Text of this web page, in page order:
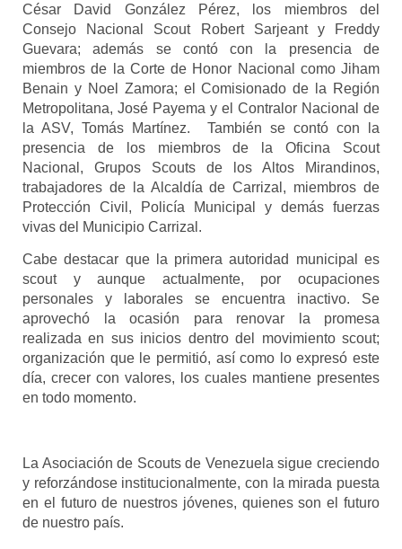
César David González Pérez, los miembros del
Consejo Nacional Scout Robert Sarjeant y Freddy
Guevara; además se contó con la presencia de
miembros de la Corte de Honor Nacional como Jiham
Benain y Noel Zamora; el Comisionado de la Región
Metropolitana, José Payema y el Contralor Nacional de
la ASV, Tomás Martínez. También se contó con la
presencia de los miembros de la Oficina Scout
Nacional, Grupos Scouts de los Altos Mirandinos,
trabajadores de la Alcaldía de Carrizal, miembros de
Protección Civil, Policía Municipal y demás fuerzas
vivas del Municipio Carrizal.
Cabe destacar que la primera autoridad municipal es
scout y aunque actualmente, por ocupaciones
personales y laborales se encuentra inactivo. Se
aprovechó la ocasión para renovar la promesa
realizada en sus inicios dentro del movimiento scout;
organización que le permitió, así como lo expresó este
día, crecer con valores, los cuales mantiene presentes
en todo momento.
La Asociación de Scouts de Venezuela sigue creciendo
y reforzándose institucionalmente, con la mirada puesta
en el futuro de nuestros jóvenes, quienes son el futuro
de nuestro país.